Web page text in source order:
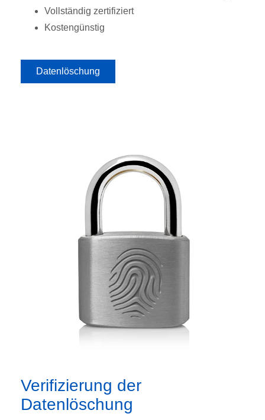
Vollständig zertifiziert
Kostengünstig
Datenlöschung
Verifizierung der
Datenlöschung